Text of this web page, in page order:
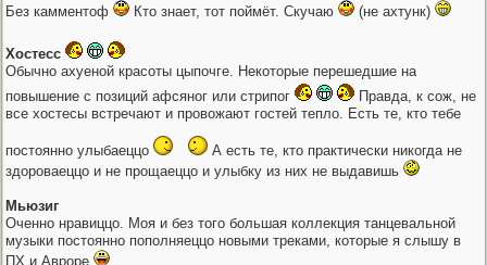
Без камментоф
Кто знает, тот поймёт. Скучаю (не ахтунк)
Хостесс
Обычно ахуеной красоты цыпочге. Некоторые перешедшие на
повышение с позиций афсяног или стрипог
Правда, к сож, не
все хостесы встречают и провожают гостей тепло. Есть те, кто тебе
постоянно улыбаеццо
А есть те, кто практически никогда не
здороваеццо и не прощаеццо и улыбку из них не выдавишь
Мьюзиг
Оченно нравиццо. Моя и без того большая коллекция танцевальной
музыки постоянно пополняеццо новыми треками, которые я слышу в
ПХ и Авроре